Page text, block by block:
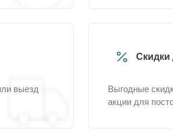
выезд
Скидки
Выгодные
акции для